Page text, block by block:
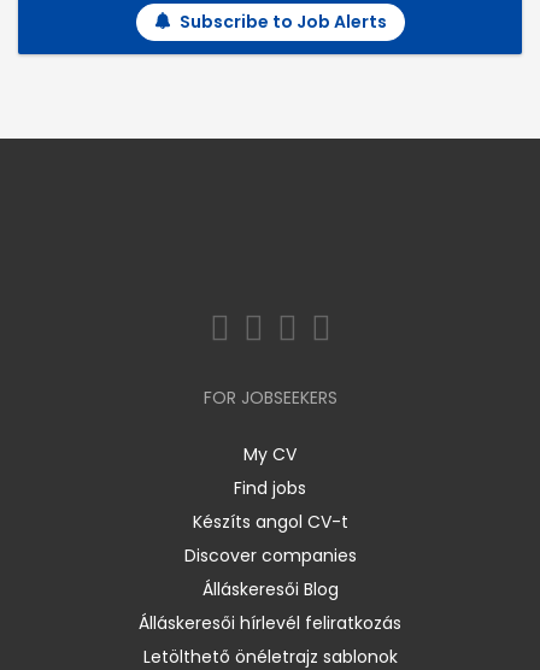
Subscribe to Job Alerts
FOR JOBSEEKERS
My CV
Find jobs
Készíts angol CV-t
Discover companies
Álláskeresői Blog
Álláskeresői hírlevél feliratkozás
Letölthető önéletrajz sablonok